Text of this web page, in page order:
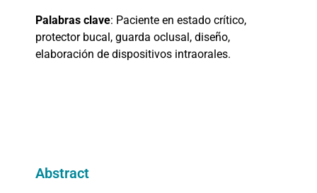
Palabras clave: Paciente en estado crítico,
protector bucal, guarda oclusal, diseño,
elaboración de dispositivos intraorales.
Abstract